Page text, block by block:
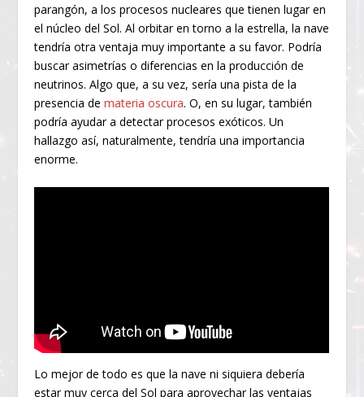
parangón, a los procesos nucleares que tienen lugar en
el núcleo del Sol. Al orbitar en torno a la estrella, la nave
tendría otra ventaja muy importante a su favor. Podría
buscar asimetrías o diferencias en la producción de
neutrinos. Algo que, a su vez, sería una pista de la
presencia demateria oscura. O, en su lugar, también
podría ayudar a detectar procesos exóticos. Un
hallazgo así, naturalmente, tendría una importancia
enorme.
Lo mejor de todo es que la nave ni siquiera debería
estar muy cerca del Sol para aprovechar las ventajas